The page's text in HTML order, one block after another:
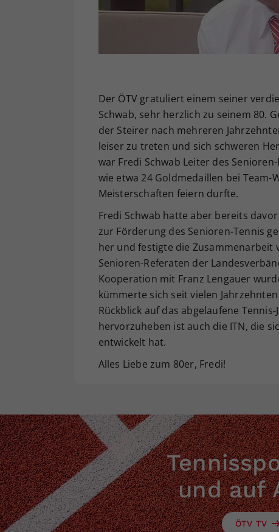
Der ÖTV gratuliert einem seiner
Schwab, sehr herzlich zu seinem 80.
der Steirer nach mehreren
leiser zu treten und sich schweren
war Fredi Schwab Leiter des
wie etwa 24 Goldmedaillen bei
Meisterschaften feiern durfte.
Fredi Schwab hatte aber bereits
zur Förderung des Senioren-Tennis
her und festigte die Zusammenarbeit
Senioren-Referaten der
Kooperation mit Franz Lengauer
kümmerte sich seit vielen
Rückblick auf das abgelaufene
hervorzuheben ist auch die ITN, die
entwickelt hat.
Alles Liebe zum 80er, Fredi!
und auf
ÖTV TV